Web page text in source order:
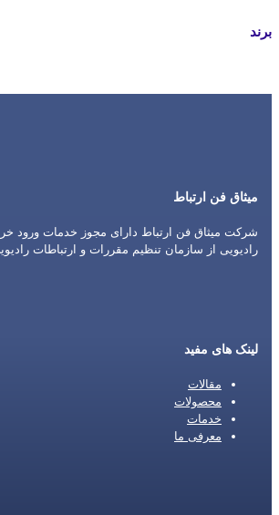
برند
میثاق فن ارتباط
شرکت میثاق فن ارتباط دارای مجوز خدمات ورود
رادیویی از سازمان تنظیم مقررات و ارتباطات
لینک های مفید
مقالات
محصولات
خدمات
معرفی ما